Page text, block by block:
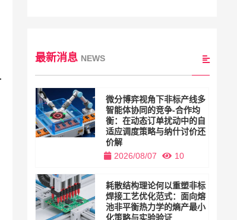
最新消息 NEWS
微分博弈视角下非标产线多
智能体协同的竞争-合作均
衡：在动态订单扰动中的自
适应调度策略与纳什讨价还
价解
2026/08/07
10
耗散结构理论何以重塑非标
焊接工艺优化范式：面向熔
池非平衡热力学的熵产最小
化策略与实验验证